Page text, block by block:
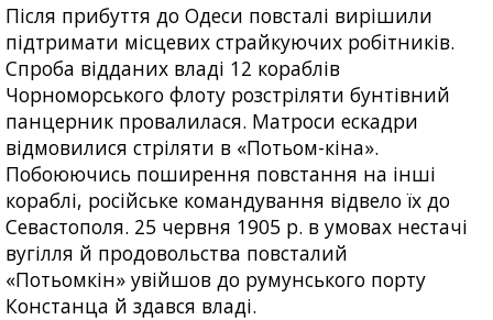
Після прибуття до Одеси повсталі вирішили
підтримати місцевих страйкуючих робітників.
Спроба відданих владі 12 кораблів
Чорноморського флоту розстріляти бунтівний
панцерник провалилася. Матроси ескадри
відмовилися стріляти в «Потьом-кіна».
Побоюючись поширення повстання на інші
кораблі, російське командування відвело їх до
Севастополя. 25 червня 1905 р. в умовах нестачі
вугілля й продовольства повсталий
«Потьомкін» увійшов до румунського порту
Констанца й здався владі.